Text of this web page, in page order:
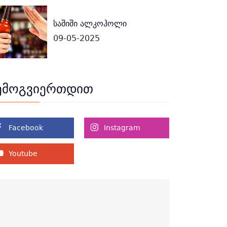
საშიში ალკოჰოლი
09-05-2025
Facebook Instagram
Youtube